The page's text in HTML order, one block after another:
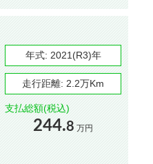
年式: 2021(R3)年
走行距離: 2.2万Km
支払総額(税込)
244.8 万円